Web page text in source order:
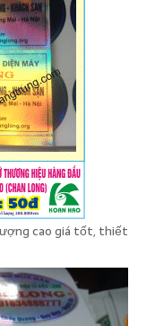
cao giá tốt, thiết